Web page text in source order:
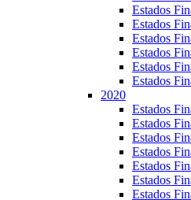
Estados
Estados
Estados
Estados
Estados
Estados
2020
Estados
Estados
Estados
Estados
Estados
Estados
Estados